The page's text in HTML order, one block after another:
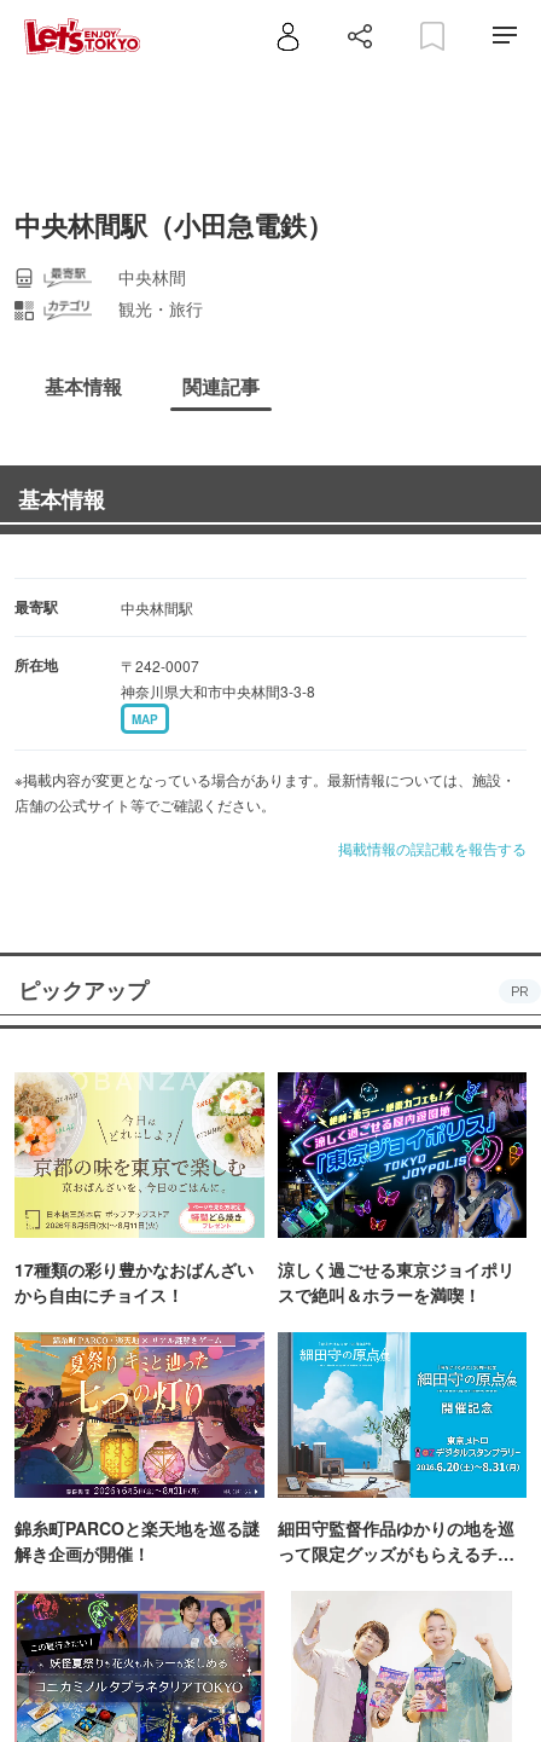
中央林間駅（小田急電鉄）
中央林間
観光・旅行
基本情報 関連記事
基本情報
最寄駅 中央林間駅
所在地
〒242-0007
神奈川県大和市中央林間3-3-8
MAP
※掲載内容が変更となっている場合があります。最新情報については、施設・
店舗の公式サイト等でご確認ください。
掲載情報の誤記載を報告する
ピックアップ PR
17種類の彩り豊かなおばんざい
から自由にチョイス！
涼しく過ごせる東京ジョイポリ
スで絶叫＆ホラーを満喫！
錦糸町PARCOと楽天地を巡る謎
解き企画が開催！
細田守監督作品ゆかりの地を巡
って限定グッズがもらえるチャ